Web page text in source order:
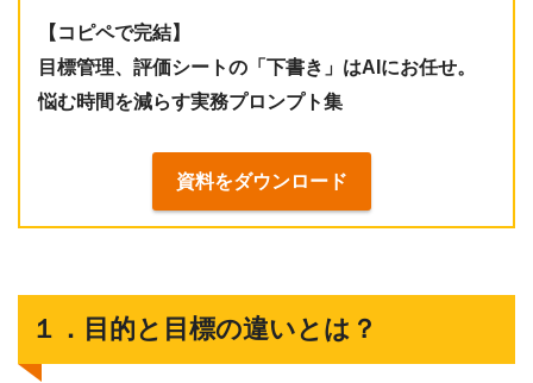
【コピペで完結】
目標管理、評価シートの「下書き」はAIにお任せ。
悩む時間を減らす実務プロンプト集
資料をダウンロード
１．目的と目標の違いとは？